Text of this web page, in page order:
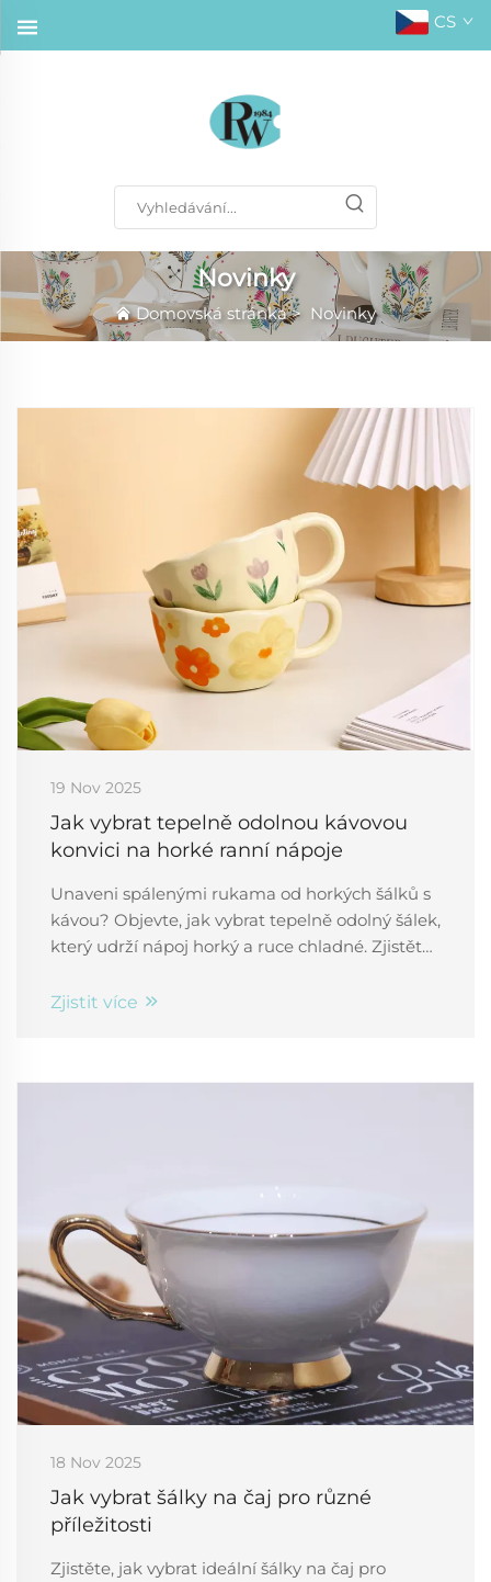
CS
Novinky
Domovská stránka> Novinky
19 Nov 2025
Jak vybrat tepelně odolnou kávovou
konvici na horké ranní nápoje
Unaveni spálenými rukama od horkých šálků s
kávou? Objevte, jak vybrat tepelně odolný šálek,
který udrží nápoj horký a ruce chladné. Zjistěte
Zjistit více
18 Nov 2025
Jak vybrat šálky na čaj pro různé
příležitosti
Zjistěte, jak vybrat ideální šálky na čaj pro